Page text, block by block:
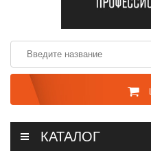
КАТАЛОГ